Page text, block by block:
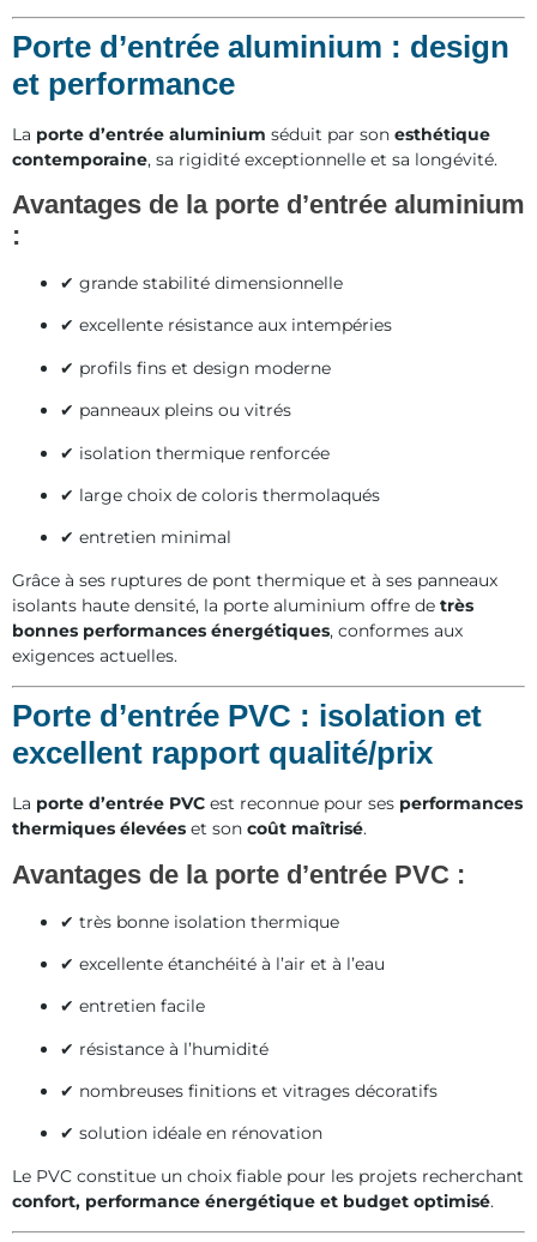
Porte d’entrée aluminium : design
et performance
La porte d’entrée aluminium séduit par son esthétique
contemporaine, sa rigidité exceptionnelle et sa longévité.
Avantages de la porte d’entrée aluminium
:
✔ grande stabilité dimensionnelle
✔ excellente résistance aux intempéries
✔ profils fins et design moderne
✔ panneaux pleins ou vitrés
✔ isolation thermique renforcée
✔ large choix de coloris thermolaqués
✔ entretien minimal
Grâce à ses ruptures de pont thermique et à ses panneaux
isolants haute densité, la porte aluminium offre de très
bonnes performances énergétiques, conformes aux
exigences actuelles.
Porte d’entrée PVC : isolation et
excellent rapport qualité/prix
La porte d’entrée PVC est reconnue pour ses performances
thermiques élevées et son coût maîtrisé.
Avantages de la porte d’entrée PVC :
✔ très bonne isolation thermique
✔ excellente étanchéité à l’air et à l’eau
✔ entretien facile
✔ résistance à l’humidité
✔ nombreuses finitions et vitrages décoratifs
✔ solution idéale en rénovation
Le PVC constitue un choix fiable pour les projets recherchant
confort, performance énergétique et budget optimisé.